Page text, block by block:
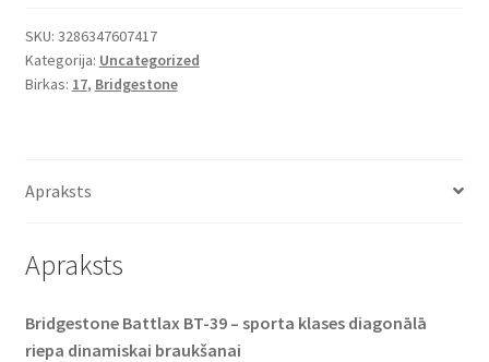
-
17
66H
SKU: 3286347607417
Kategorija: Uncategorized
Birkas: 17, Bridgestone
Apraksts
Apraksts
Bridgestone Battlax BT-39 – sporta klases diagonālā
riepa dinamiskai braukšanai​